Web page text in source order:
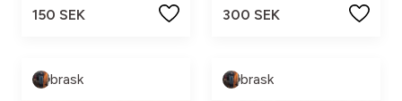
150 SEK
300 SEK
brask brask